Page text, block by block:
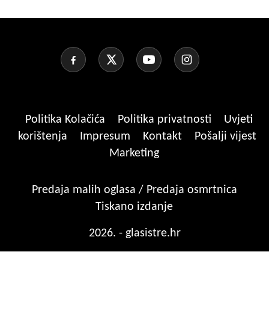
Politika Kolačića Politika privatnosti
Uvjeti
korištenja
Impresum Kontakt
Pošalji vijest
Marketing
Predaja malih oglasa / Predaja osmrtnica
Tiskano izdanje
2026. - glasistre.hr